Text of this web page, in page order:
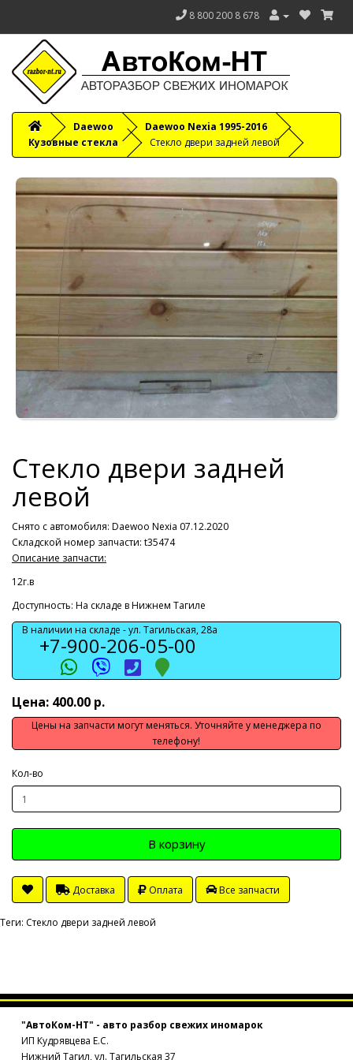
8 800 200 8 678
Daewoo
Daewoo Nexia 1995-2016
Кузовные стекла
Стекло двери задней левой
Стекло двери задней
левой
Снято с автомобиля: Daewoo Nexia 07.12.2020
Складской номер запчасти: t35474
Описание запчасти:
12г.в
Доступность: На складе в Нижнем Тагиле
В наличии на складе -ул. Тагильская, 28а
+7-900-206-05-00
Цена: 400.00 р.
Цены на запчасти могут меняться. Уточняйте у менеджера по
телефону!
Кол-во
В корзину
Доставка Оплата Все запчасти
Теги: Стекло двери задней левой
"АвтоКом-НТ" - авто разбор свежих иномарок
ИП Кудрявцева Е.С.
Нижний Тагил, ул. Тагильская 37